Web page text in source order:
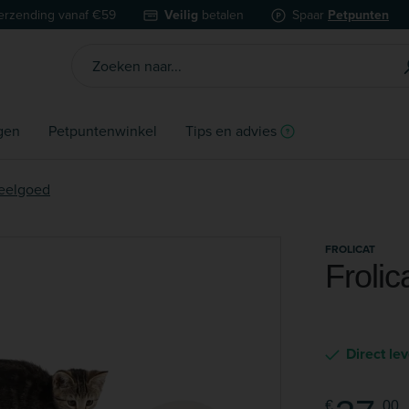
vanaf €59 Veilig betalen Spaar Petpunten
Petpuntenwinkel Tips en advies
FROLICAT
Direct
€
00